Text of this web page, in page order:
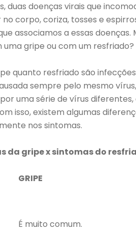
duas doenças virais que
no corpo, coriza, tosses e
associamos a essas
uma gripe ou com um resfriado?
quanto resfriado são
sempre pelo mesmo
uma série de vírus
isso, existem algumas
nos sintomas.
da gripe x sintomas do
GRIPE
É muito comum.
SAIBA MAIS